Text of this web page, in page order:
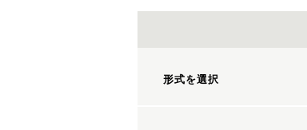
形式を選択